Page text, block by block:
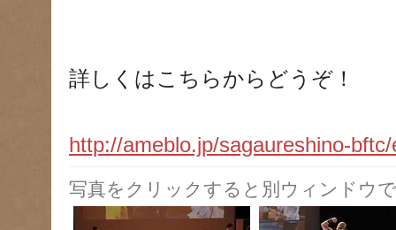
詳しくはこちらからどうぞ！
http://ameblo.jp/sagaureshino-
写真をクリックすると別ウィンドウ